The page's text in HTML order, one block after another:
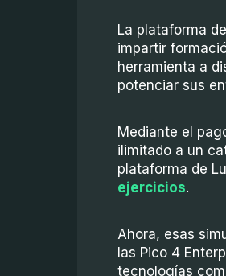
La plataforma
impartir
herramienta a
potenciar sus
Mediante el
ilimitado a un
plataforma de
ejercicios.
Ahora, esas
las Pico 4
tecnologías